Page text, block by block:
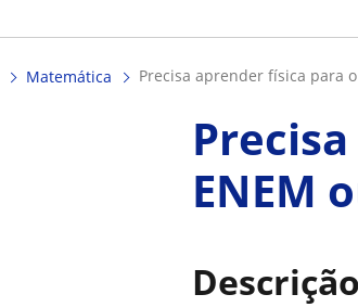
Matemática precisa aprender física para
ENEM